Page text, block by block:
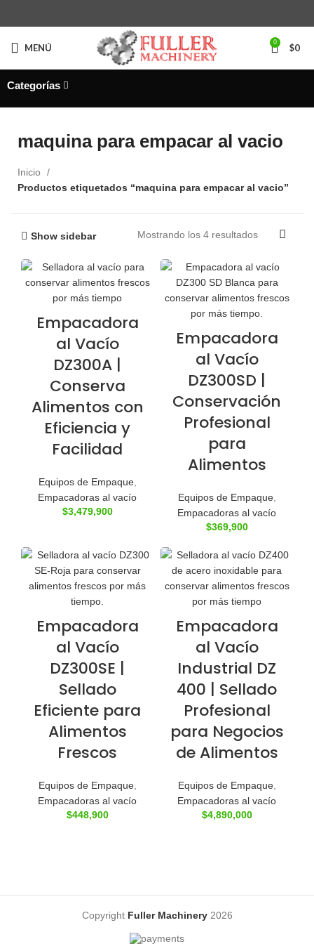
MENÚ 0 $0
Categorías
maquina para empacar al vacio
Inicio
Productos etiquetados “maquina para empacar al vacio”
Show sidebar Mostrando los 4 resultados
Empacadora
al Vacío
DZ300A |
Conserva
Alimentos con
Eficiencia y
Facilidad
Equipos de Empaque,
Empacadoras al vacío
$3,479,900
Empacadora
al Vacío
DZ300SD |
Conservación
Profesional
para
Alimentos
Equipos de Empaque,
Empacadoras al vacío
$369,900
Empacadora
al Vacío
DZ300SE |
Sellado
Eficiente para
Alimentos
Frescos
Equipos de Empaque,
Empacadoras al vacío
$448,900
Empacadora
al Vacío
Industrial DZ
400 | Sellado
Profesional
para Negocios
de Alimentos
Equipos de Empaque,
Empacadoras al vacío
$4,890,000
Copyright Fuller Machinery 2026